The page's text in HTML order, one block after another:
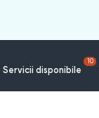
Servicii disponibile
10